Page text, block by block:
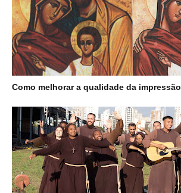
Como melhorar a qualidade da impressão